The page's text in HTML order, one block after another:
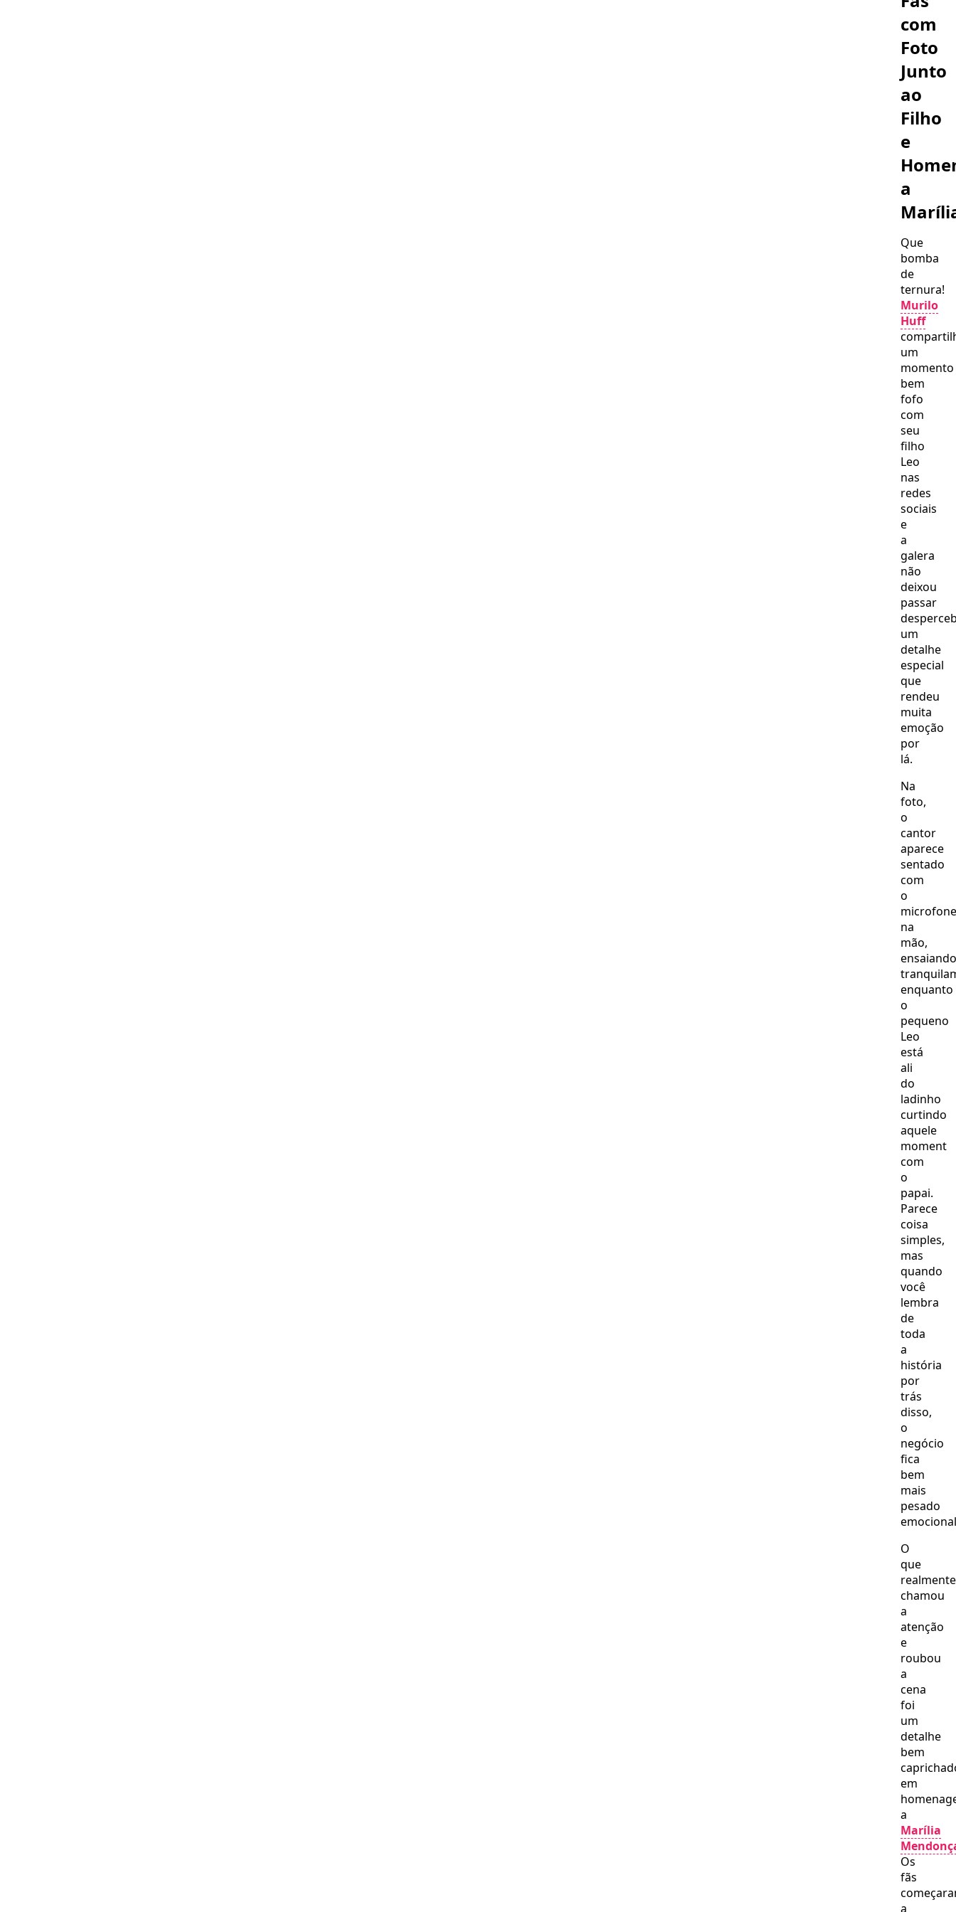
com
Foto
Junto
ao
Filho
e
a
Que
bomba
de
ternura!
Murilo
Huff
um
momento
bem
fofo
com
seu
filho
Leo
nas
redes
sociais
e
a
galera
não
deixou
passar
um
detalhe
especial
que
rendeu
muita
emoção
por
lá.
Na
foto,
o
cantor
aparece
sentado
com
o
microfone
na
mão,
ensaiando
enquanto
o
pequeno
Leo
está
ali
do
ladinho
curtindo
aquele
moment
com
o
papai.
Parece
coisa
simples,
mas
quando
você
lembra
de
toda
a
história
por
trás
disso,
o
negócio
fica
bem
mais
pesado
O
que
realmente
chamou
a
atenção
e
roubou
a
cena
foi
um
detalhe
bem
em
a
Marília
Os
fãs
a